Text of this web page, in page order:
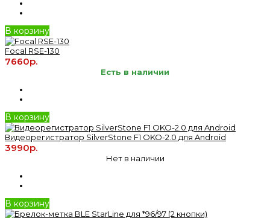
В корзину
Focal RSE-130
7660р.
Есть в наличии
В корзину
Видеорегистратор SilverStone F1 OKO-2.0 для Android
3990р.
Нет в наличии
В корзину